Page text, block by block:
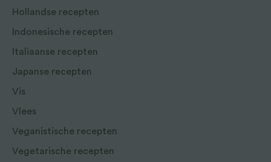
Hollandse recepten
Indonesische recepten
Italiaanse recepten
Japanse recepten
Vis
Vlees
Veganistische recepten
Vegetarische recepten